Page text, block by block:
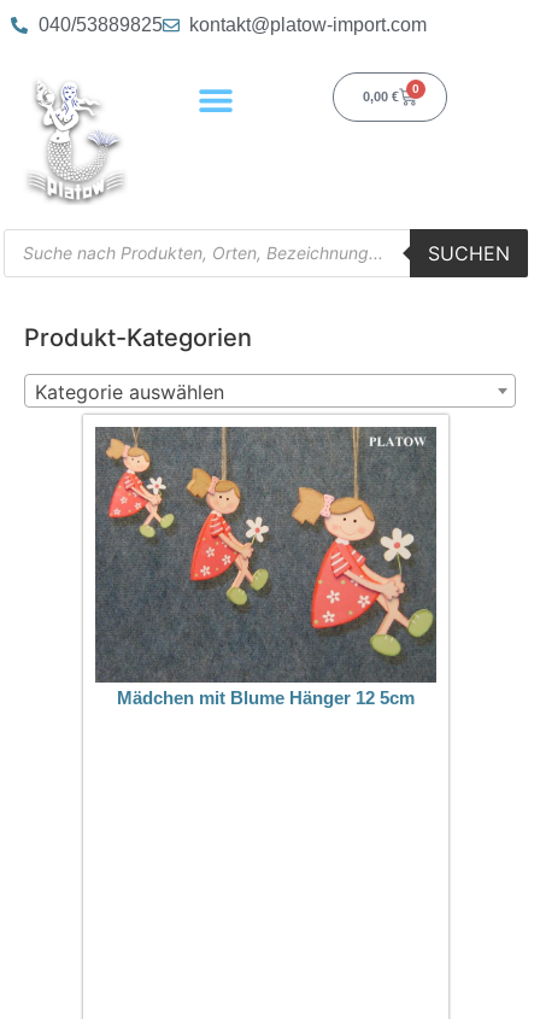
040/53889825 kontakt@platow-import.com
0,00 €
0
SUCHEN
Produkt-Kategorien
Kategorie auswählen
Mädchen mit Blume Hänger 12 5cm